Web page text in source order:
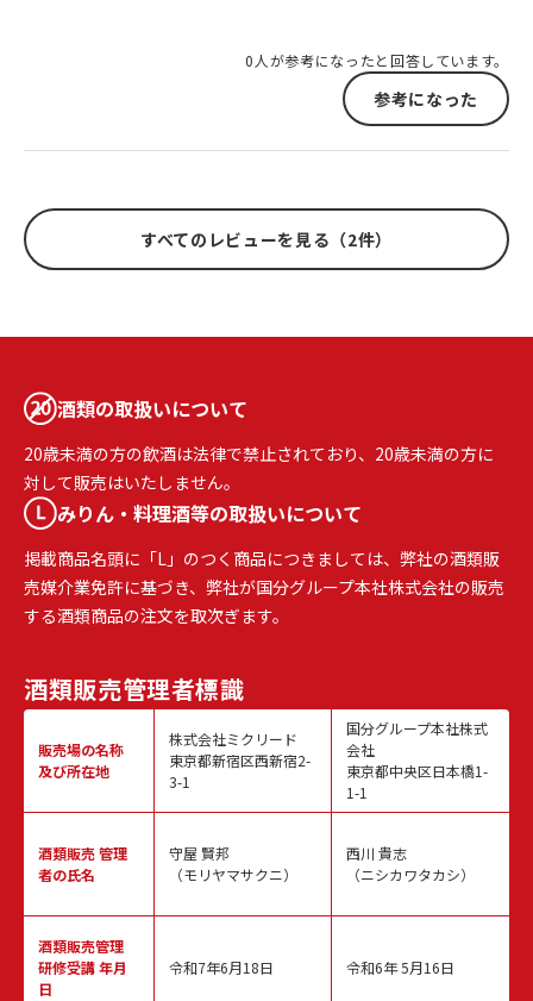
0人が参考になったと回答しています。
参考になった
すべてのレビューを見る（2件）
酒類の取扱いについて
20歳未満の方の飲酒は法律で禁止されており、20歳未満の方に
対して販売はいたしません。
みりん・料理酒等の取扱いについて
掲載商品名頭に「L」のつく商品につきましては、弊社の酒類販
売媒介業免許に基づき、弊社が国分グループ本社株式会社の販売
する酒類商品の注文を取次ぎます。
酒類販売管理者標識
販売場の名称
及び所在地
酒類販売管理
者の氏名
酒類販売管理
研修受講 年月
日
株式会社ミクリード
東京都新宿区西新宿2-
3-1
守屋 賢邦
（モリヤマサクニ）
令和7年6月18日
国分グループ本社株式
会社
東京都中央区日本橋1-
1-1
西川 貴志
（ニシカワタカシ）
令和6年 5月16日